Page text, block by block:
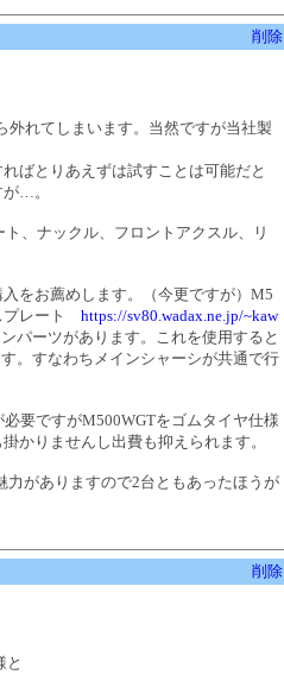
削除
外れてしまいます。当然ですが当社製
ばとりあえずは試すことは可能だと
…。
、ナックル、フロントアクスル、リ
をお薦めします。（今更ですが）M5
プレート https://sv80.wadax.ne.jp/~kaw
パーツがあります。これを使用すると
。すなわちメインシャーシが共通で行
要ですがM500WGTをゴムタイヤ仕様
かりませんし出費も抑えられます。
力がありますので2台ともあったほうが
削除
と